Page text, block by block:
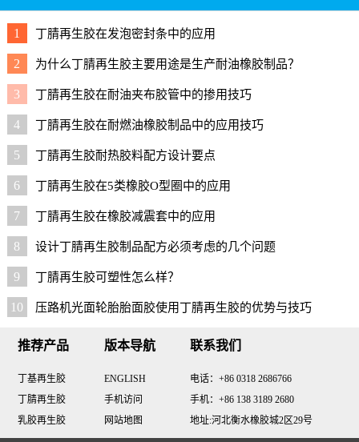
1 丁腈再生胶在发泡密封条中的应用
2 为什么丁腈再生胶主要用途是生产耐油橡胶制品？
3 丁腈再生胶在耐油夹布胶管中的掺用技巧
4 丁腈再生胶在耐燃油橡胶制品中的应用技巧
5 丁腈再生胶耐热胶料配方设计要点
6 丁腈再生胶在5类橡胶O型圈中的应用
7 丁腈再生胶在橡胶减震套中的应用
8 设计丁腈再生胶制品配方必须考虑的几个问题
9 丁腈再生胶可塑性怎么样？
10 压路机光面轮胎胎面胶使用丁腈再生胶的优势与技巧
推荐产品
丁基再生胶
丁腈再生胶
乳胶再生胶
版本导航
ENGLISH
手机访问
网站地图
联系我们
电话：+86 0318 2686766
手机：+86 138 3189 2680
地址:河北衡水橡胶城2区29号